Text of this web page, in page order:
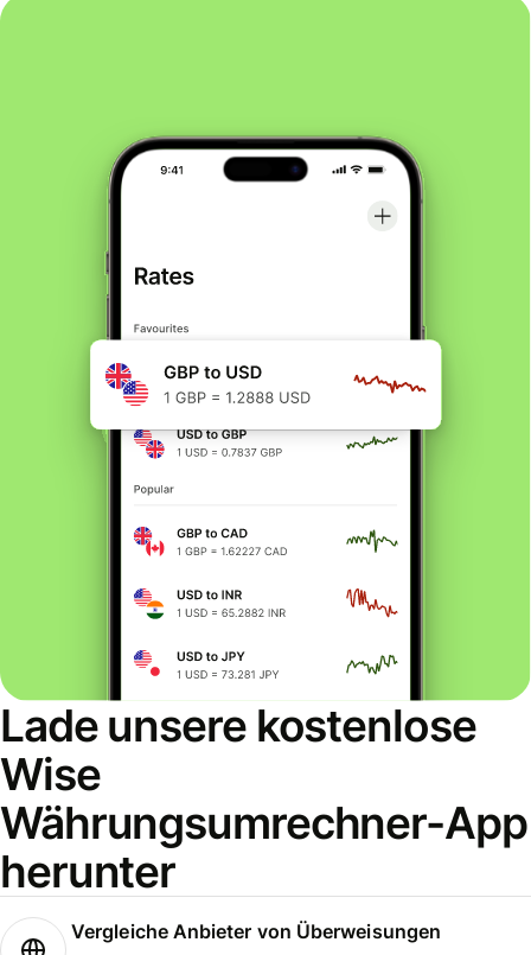
Lade unsere kostenlose
Wise
Währungsumrechner-App
herunter
Vergleiche Anbieter von Überweisungen